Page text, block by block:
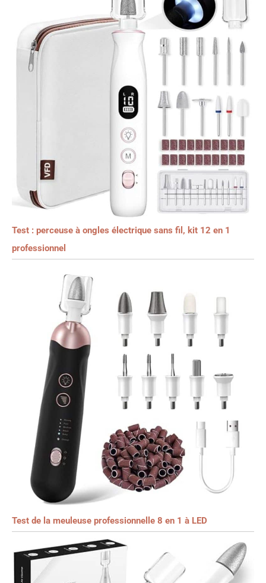
Test : perceuse à ongles électrique sans fil, kit 12 en 1
professionnel
Test de la meuleuse professionnelle 8 en 1 à LED